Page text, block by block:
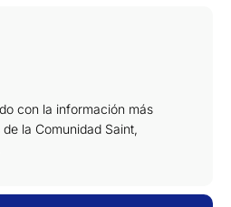
con la información más
la Comunidad Saint,